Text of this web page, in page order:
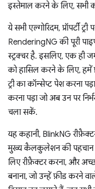
इस्तेमाल करने के लिए, सभी
ये सभी एल्गोरिदम, प्रॉपर्टी ट्री
RenderingNG की पूरी
स्ट्रक्चर है. इसलिए, एक ही
को हासिल करने के लिए, हमें
ट्री का कॉन्सेप्ट पेश करना
करना पड़ा जो अब उन पर
चला सकें.
यह कहानी, BlinkNG
मुख्य कैलकुलेशन की पहचान
लिए रीफ़ैक्टर करना, और
बनाना, जो उन्हें फ़ीड करने वाले